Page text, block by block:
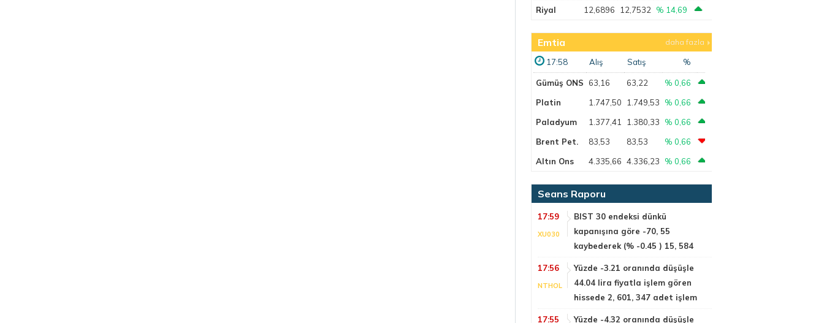
Riyal 12,6896 12,7532 % 14,69
Emtia daha fazla
17:58 Alış Satış %
Gümüş ONS 63,16 63,22
% 0,66
Platin
1.747,50 1.749,53
% 0,66
Paladyum
1.377,41 1.380,33
% 0,66
Brent Pet.
83,53 83,53
% 0,66
Altın Ons
4.335,66 4.336,23 % 0,66
Seans Raporu
17:59
XU030
BIST 30 endeksi dünkü
kapanışına göre -70, 55
kaybederek (% -0.45 ) 15, 584
17:56
NTHOL
Yüzde -3.21 oranında düşüşle
44.04 lira fiyatla işlem gören
hissede 2, 601, 347 adet işlem
17:55
Yüzde -4.32 oranında düşüşle